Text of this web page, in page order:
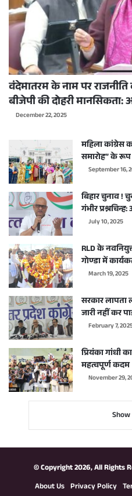
वंदेमातरम के नाम पर
बीजेपी की दोहरी मानसिकता:
December 22, 2025
महिला कांग्रेस
समारोह” के
September 16,
बिहार चुनाव !
गंभीर
July 10, 2025
RLD के
गोण्डा में
March 19, 2025
सरकार लापता
जारी नहीं कर
February 7,
प्रियंका गांधी
महत्वपूर्ण कदम
November 29,
© Copyright 2026, All Rights
About Us Privacy Policy